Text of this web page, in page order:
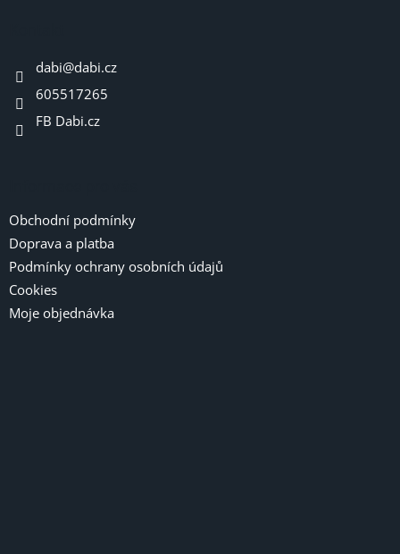
dabi@dabi.cz
605517265
FB Dabi.cz
Obchodní podmínky
Doprava a platba
Podmínky ochrany osobních údajů
Cookies
Moje objednávka